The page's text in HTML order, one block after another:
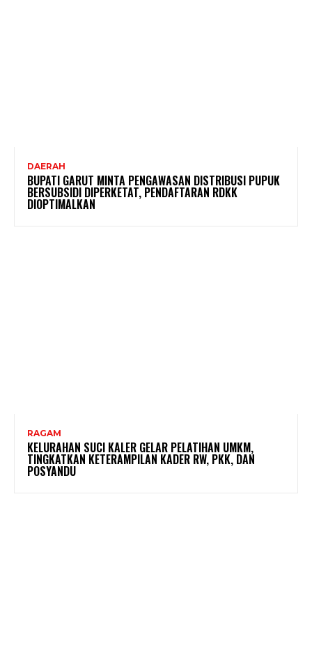
DAERAH
BUPATI GARUT MINTA PENGAWASAN DISTRIBUSI PUPUK
BERSUBSIDI DIPERKETAT, PENDAFTARAN RDKK
DIOPTIMALKAN
RAGAM
KELURAHAN SUCI KALER GELAR PELATIHAN UMKM,
TINGKATKAN KETERAMPILAN KADER RW, PKK, DAN
POSYANDU